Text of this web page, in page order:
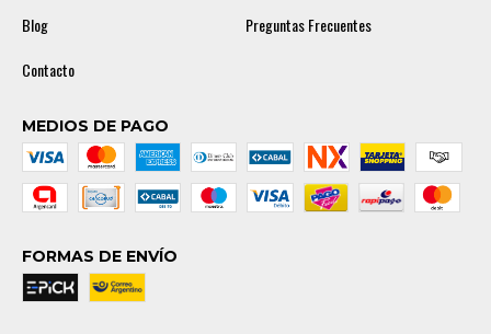
Blog
Preguntas Frecuentes
Contacto
MEDIOS DE PAGO
FORMAS DE ENVÍO